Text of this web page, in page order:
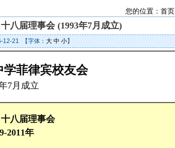
您的位置：首页
八届理事会 (1993年7月成立)
12-21 【字体： 大 中 小】
学菲律宾校友会
7月成立
八届理事会
2011年